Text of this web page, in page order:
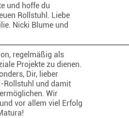
und hoffe du
Rollstuhl. Liebe
Nicki Blume und
regelmäßig als
Projekte zu dienen.
Dir, lieber
Rollstuhl und damit
Wir
vor allem viel Erfolg